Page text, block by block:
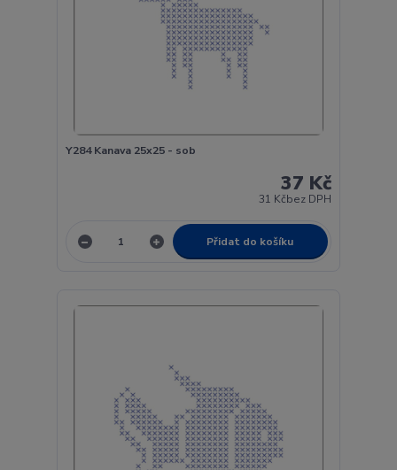
Y284 Kanava 25x25 - sob
37 Kč
31 Kčbez DPH
Přidat do košíku